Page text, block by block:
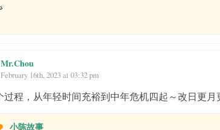
Mr.Chou
February 16th, 2023 at 03:32 pm
过程，从年轻时间充裕到中年危机四起～改日更月
小陈故事